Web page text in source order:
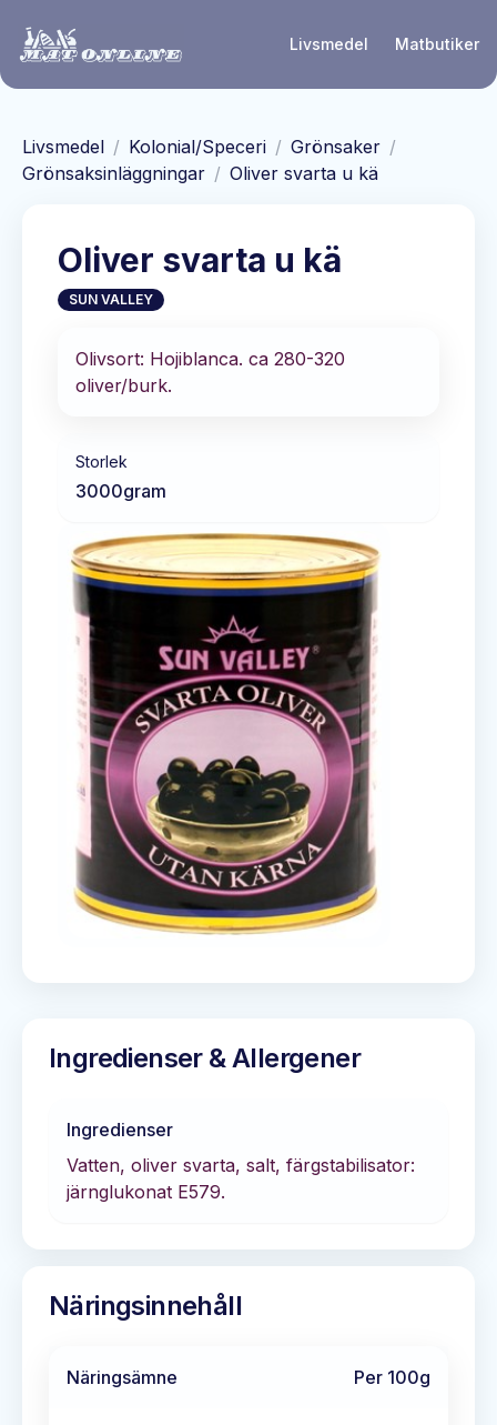
Livsmedel Matbutiker
Livsmedel / Kolonial/Speceri / Grönsaker /
Grönsaksinläggningar / Oliver svarta u kä
Oliver svarta u kä
SUN VALLEY
Olivsort: Hojiblanca. ca 280-320
oliver/burk.
Storlek
3000gram
Ingredienser & Allergener
Ingredienser
Vatten, oliver svarta, salt, färgstabilisator:
järnglukonat E579.
Näringsinnehåll
Näringsämne Per 100g